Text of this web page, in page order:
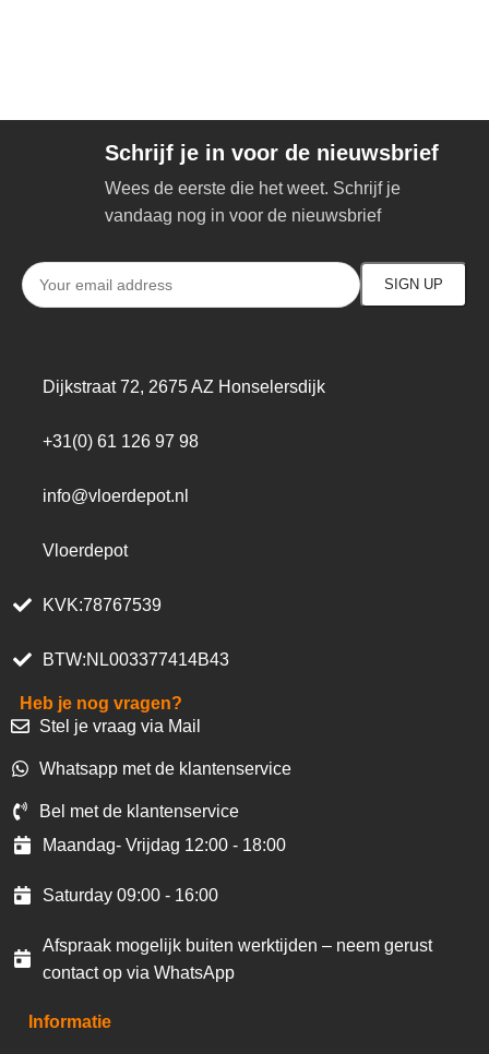
Schrijf je in voor de nieuwsbrief
Wees de eerste die het weet. Schrijf je
vandaag nog in voor de nieuwsbrief
Dijkstraat 72, 2675 AZ Honselersdijk
+31(0) 61 126 97 98
info@vloerdepot.nl
Vloerdepot
KVK:78767539
BTW:NL003377414B43
Heb je nog vragen?
Stel je vraag via Mail
Whatsapp met de klantenservice
Bel met de klantenservice
Maandag- Vrijdag 12:00 - 18:00
Saturday 09:00 - 16:00
Afspraak mogelijk buiten werktijden – neem gerust
contact op via WhatsApp
Informatie